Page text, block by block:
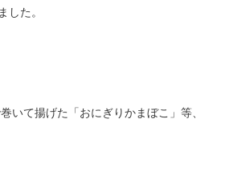
した。
いて揚げた「おにぎりかまぼこ」等、